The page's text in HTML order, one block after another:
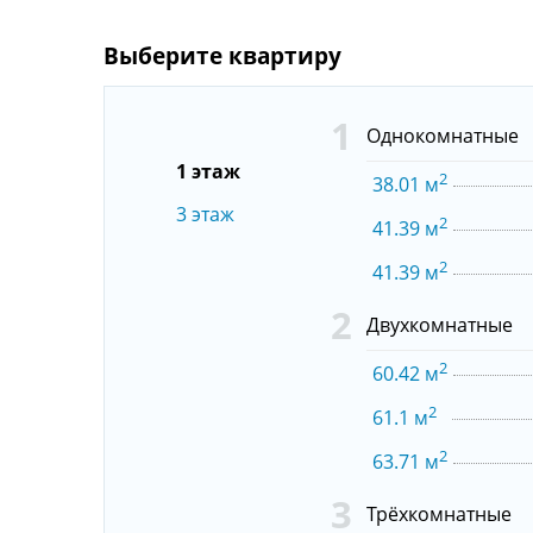
1 этаж
3 этаж
1
Однокомнатные
38.01 м2
41.39 м2
41.39 м2
2 Двухкомнатные
60.42 м2
61.1 м2
63.71 м2
3 Трёхкомнатные